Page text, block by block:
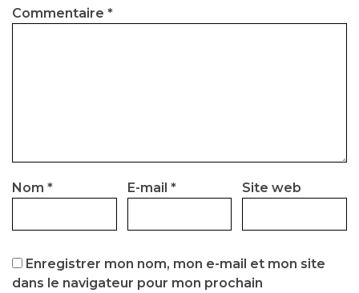
Commentaire *
Nom * E-mail * Site web
Enregistrer mon nom, mon e-mail et mon site
dans le navigateur pour mon prochain